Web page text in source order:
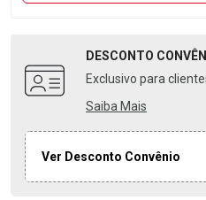
DESCONTO
Exclusivo para
Saiba Mais
Ver Desconto Convênio